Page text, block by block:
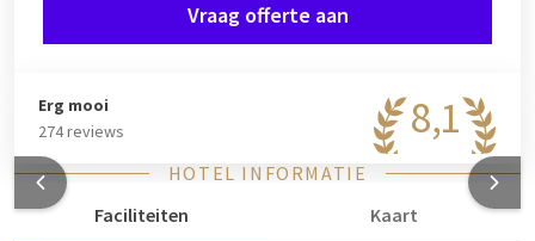
Vraag offerte aan
8,1
Erg mooi
274 reviews
HOTEL INFORMATIE
Faciliteiten
Kaart